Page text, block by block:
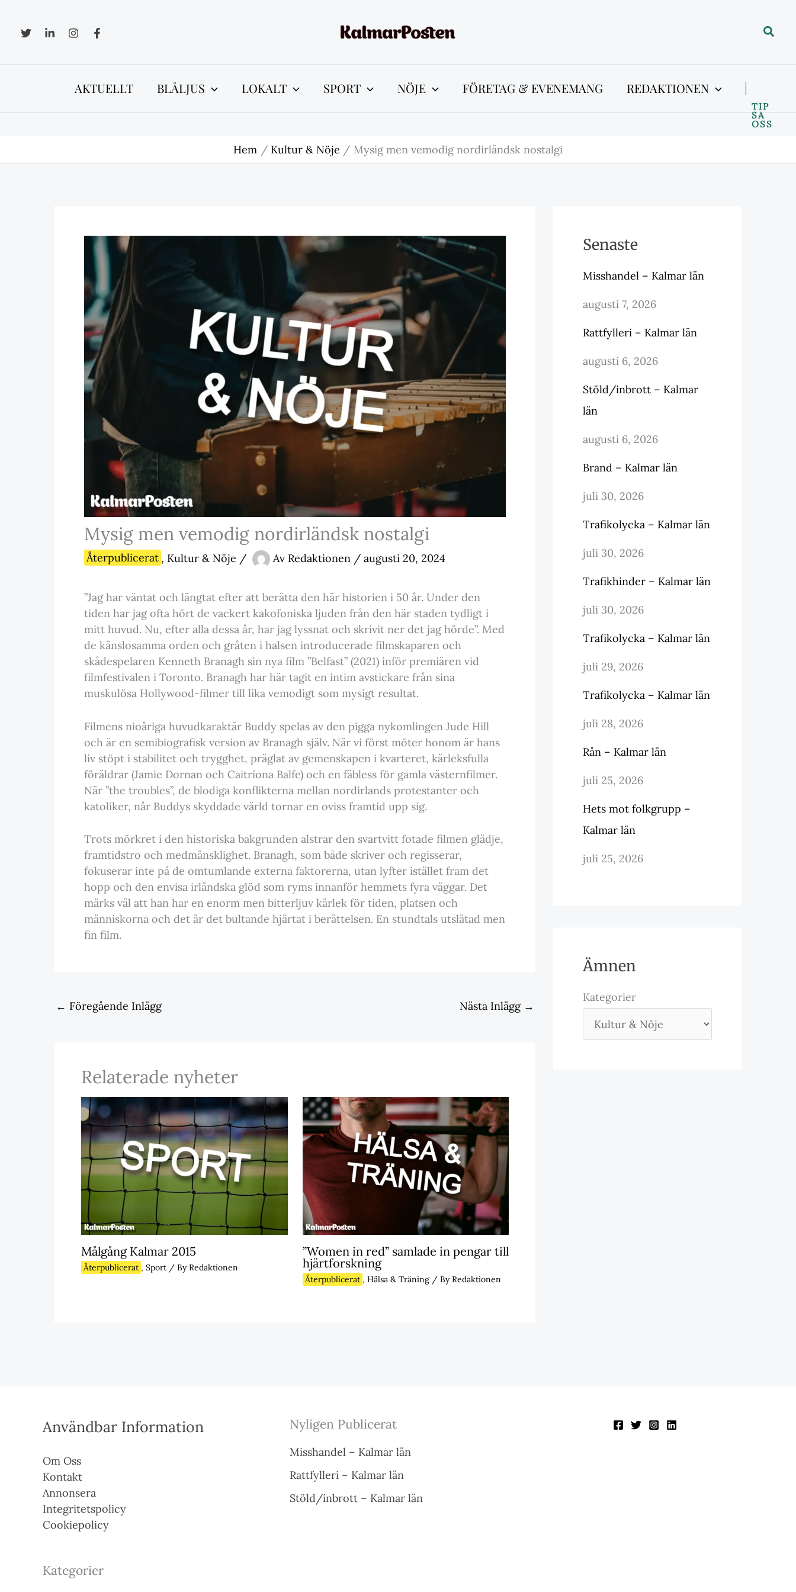
innehåll
Sök
AKTUELLT BLÅLJUS LOKALT SPORT NÖJE FÖRETAG & EVENEMANG REDAKTIONEN
TIP
SA
OSS
Hem Kultur & Nöje Mysig men vemodig nordirländsk nostalgi
Mysig men vemodig nordirländsk nostalgi
Återpublicerat , Kultur & Nöje / Av Redaktionen / augusti 20, 2024
”Jag har väntat och längtat efter att berätta den här historien i 50 år. Under den
tiden har jag ofta hört de vackert kakofoniska ljuden från den här staden tydligt i
mitt huvud. Nu, efter alla dessa år, har jag lyssnat och skrivit ner det jag hörde”. Med
de känslosamma orden och gråten i halsen introducerade filmskaparen och
skådespelaren Kenneth Branagh sin nya film ”Belfast” (2021) inför premiären vid
filmfestivalen i Toronto. Branagh har här tagit en intim avstickare från sina
muskulösa Hollywood-filmer till lika vemodigt som mysigt resultat.
Filmens nioåriga huvudkaraktär Buddy spelas av den pigga nykomlingen Jude Hill
och är en semibiografisk version av Branagh själv. När vi först möter honom är hans
liv stöpt i stabilitet och trygghet, präglat av gemenskapen i kvarteret, kärleksfulla
föräldrar (Jamie Dornan och Caitríona Balfe) och en fäbless för gamla västernfilmer.
När ”the troubles”, de blodiga konflikterna mellan nordirlands protestanter och
katoliker, når Buddys skyddade värld tornar en oviss framtid upp sig.
Trots mörkret i den historiska bakgrunden alstrar den svartvitt fotade filmen glädje,
framtidstro och medmänsklighet. Branagh, som både skriver och regisserar,
fokuserar inte på de omtumlande externa faktorerna, utan lyfter istället fram det
hopp och den envisa irländska glöd som ryms innanför hemmets fyra väggar. Det
märks väl att han har en enorm men bitterljuv kärlek för tiden, platsen och
människorna och det är det bultande hjärtat i berättelsen. En stundtals utslätad men
fin film.
← Föregående Inlägg Nästa Inlägg →
Relaterade nyheter
Målgång Kalmar 2015
Återpublicerat , Sport / ByRedaktionen
”Women in red” samlade in pengar till
hjärtforskning
Återpublicerat , Hälsa & Träning/ ByRedaktionen
Senaste
Misshandel – Kalmar län
augusti 7, 2026
Rattfylleri – Kalmar län
augusti 6, 2026
Stöld/inbrott – Kalmar
län
augusti 6, 2026
Brand – Kalmar län
juli 30, 2026
Trafikolycka – Kalmar län
juli 30, 2026
Trafikhinder – Kalmar län
juli 30, 2026
Trafikolycka – Kalmar län
juli 29, 2026
Trafikolycka – Kalmar län
juli 28, 2026
Rån – Kalmar län
juli 25, 2026
Hets mot folkgrupp –
Kalmar län
juli 25, 2026
Ämnen
Kategorier
Användbar Information
Om Oss
Kontakt
Annonsera
Integritetspolicy
Cookiepolicy
Kategorier
Nyligen Publicerat
Misshandel – Kalmar län
Rattfylleri – Kalmar län
Stöld/inbrott – Kalmar län